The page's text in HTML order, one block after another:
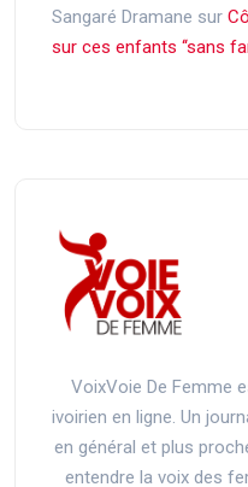
Sangaré Dramane sur
sur ces enfants ‘‘sans
VoixVoie De Femme
ivoirien en ligne. Un
en général et plus
entendre la voix des